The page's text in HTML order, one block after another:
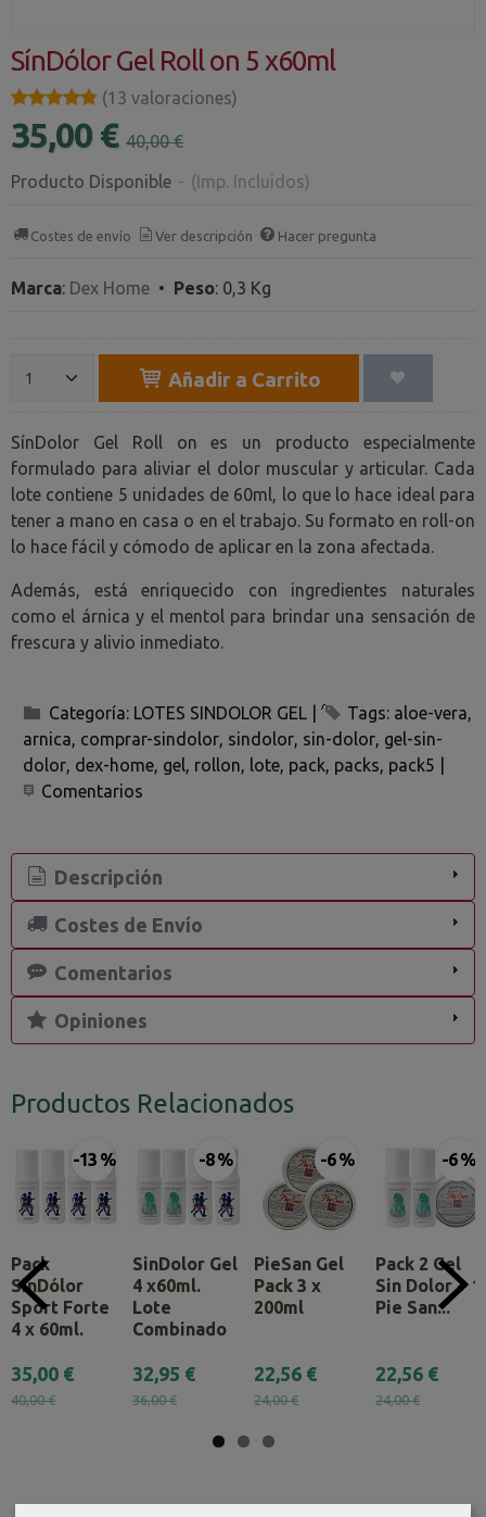
SínDólor Gel Roll on 5 x60ml
★★★★★
★★★★★ (13 valoraciones)
35,00 € 40,00 €
Producto Disponible - (Imp. Incluidos)
Costes de envío Ver descripción Hacer pregunta
Marca: Dex Home • Peso: 0,3 Kg
Añadir a Carrito
SínDolor Gel Roll on es un producto especialmente
formulado para aliviar el dolor muscular y articular. Cada
lote contiene 5 unidades de 60ml, lo que lo hace ideal para
tener a mano en casa o en el trabajo. Su formato en roll-on
lo hace fácil y cómodo de aplicar en la zona afectada.
Además, está enriquecido con ingredientes naturales
como el árnica y el mentol para brindar una sensación de
frescura y alivio inmediato.
Categoría: LOTES SINDOLOR GEL Tags: aloe-vera
arnica comprar-sindolor sindolor sin-dolor gel-sin-
dolor dex-home gel rollon lote pack packs pack5
Comentarios
Descripción
Costes de Envío
Comentarios
Opiniones
Productos Relacionados
-13 %
Pack
SinDólor
Sport Forte
4 x 60ml.
35,00 €
40,00 €
-8 %
SinDolor Gel
4 x60ml.
Lote
Combinado
32,95 €
36,00 €
-6 %
PieSan Gel
Pack 3 x
200ml
22,56 €
24,00 €
-6 %
Pack 2 Gel
Sin Dolor + 1
Pie San...
22,56 €
24,00 €